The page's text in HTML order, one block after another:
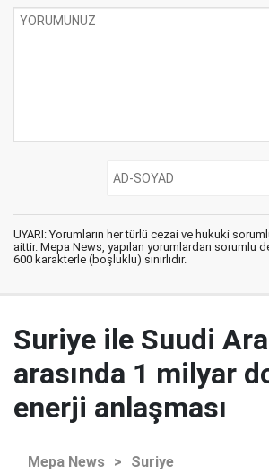
UYARI: Yorumların her türlü cezai ve hukuki
aittir. Mepa News, yapılan yorumlardan sorumlu
600 karakterle (boşluklu) sınırlıdır.
Suriye ile Suudi
arasında 1 milyar
enerji anlaşması
Mepa News > Suriye